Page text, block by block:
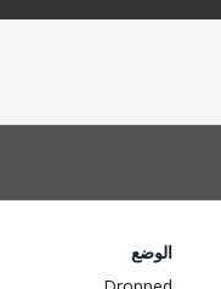
الوضع